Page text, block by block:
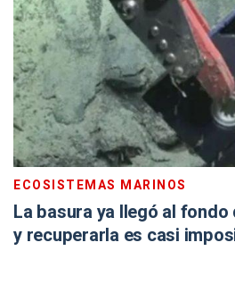
ECOSISTEMAS MARINOS
La basura ya llegó al
y recuperarla es casi